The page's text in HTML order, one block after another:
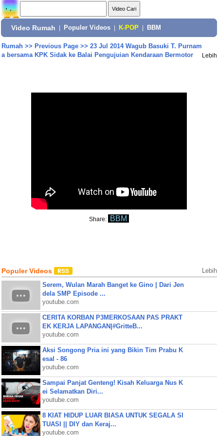
Video Rumah Populer Videos K-POP BBM
Rumah>> Previous Page>> 23 Jul 2014 Wagub Basuki T. Purnam
a bersama KPK Sidak ke Balai Pengujuian Kendaraan Bermotor
Lebih
Share: BBM
Populer Videos Lebih
Serem, Wulan Marah Banget ke Gino | Dari Jen
dela SMP Episode ...
youtube.com
CERITA KORBAN P3MERKOSAAN PAS PRAKT
EK KERJA LAPANGAN|#GritteB...
youtube.com
Aksi Songong Pria ini yang Bikin Tim Prabu K
esal - 86
youtube.com
Sampai Panjat Genteng! Kisah Keluarga Nus K
ei Selamatkan Diri...
youtube.com
8 KIAT HIDUP LUAR BIASA UNTUK SEGALA SI
TUASI || DIY dan Keraj...
youtube.com